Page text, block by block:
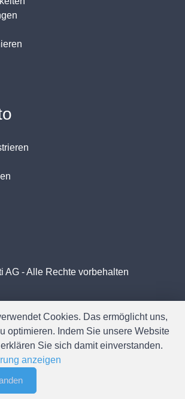
AG - Alle Rechte vorbehalten
Cookies. Das ermöglicht uns,
optimieren. Indem Sie unsere Website
Sie sich damit einverstanden.
anzeigen